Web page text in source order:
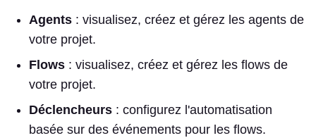
Agents : visualisez, créez et gérez les agents de
votre projet.
Flows : visualisez, créez et gérez les flows de
votre projet.
Déclencheurs : configurez l'automatisation
basée sur des événements pour les flows.